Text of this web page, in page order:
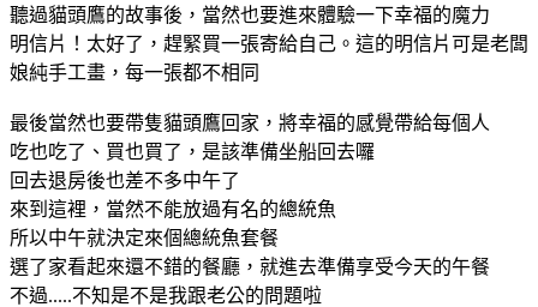
聽過貓頭鷹的故事後，當然也要進來體驗一下幸福的魔力
明信片！太好了，趕緊買一張寄給自己。這的明信片可是老闆
娘純手工畫，每一張都不相同
最後當然也要帶隻貓頭鷹回家，將幸福的感覺帶給每個人
吃也吃了、買也買了，是該準備坐船回去囉
回去退房後也差不多中午了
來到這裡，當然不能放過有名的總統魚
所以中午就決定來個總統魚套餐
選了家看起來還不錯的餐廳，就進去準備享受今天的午餐
不過.....不知是不是我跟老公的問題啦